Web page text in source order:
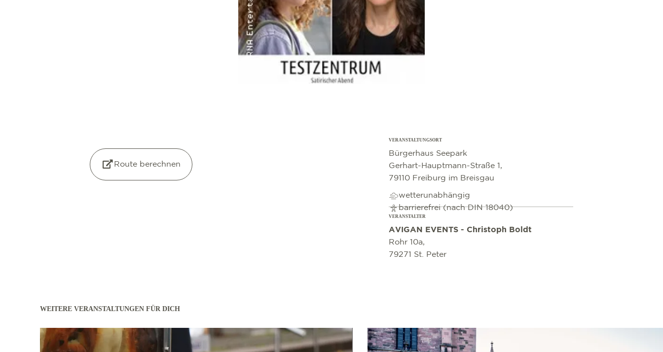
Route berechnen
VERANSTALTUNGSORT
Bürgerhaus Seepark
Gerhart-Hauptmann-Straße 1,
79110 Freiburg im Breisgau
wetterunabhängig
barrierefrei (nach DIN 18040)
VERANSTALTER
AVIGAN EVENTS - Christoph Boldt
Rohr 10a,
79271 St. Peter
WEITERE VERANSTALTUNGEN FÜR DICH
mehr erfahren